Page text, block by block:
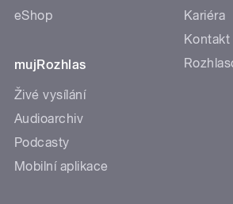
eShop
mujRozhlas
Živé vysílání
Audioarchiv
Podcasty
Mobilní aplikace
Kariéra
Kontakt